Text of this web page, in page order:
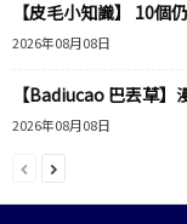
【皮毛小知識】 10個
2026年08月08日
【Badiucao 巴丟草】
2026年08月08日